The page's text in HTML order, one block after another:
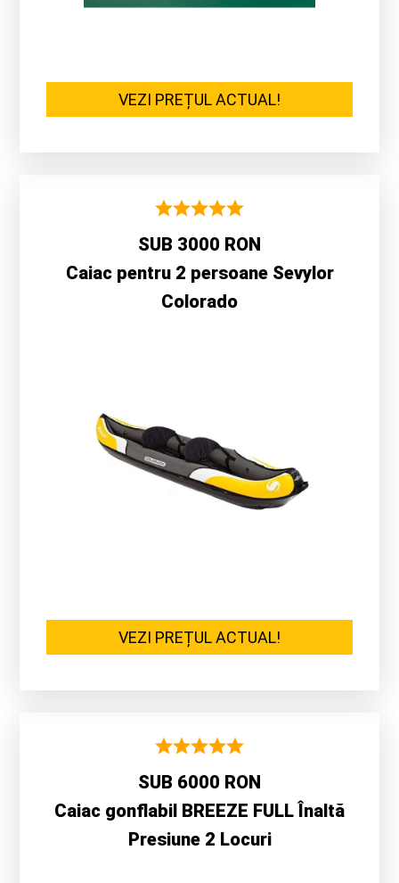
VEZI PREȚUL ACTUAL!
SUB 3000 RON
Caiac pentru 2 persoane Sevylor
Colorado
VEZI PREȚUL ACTUAL!
SUB 6000 RON
Caiac gonflabil BREEZE FULL Înaltă
Presiune 2 Locuri